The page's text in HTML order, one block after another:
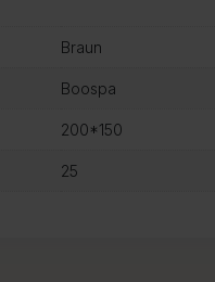
Braun
Boospa
200*150
25